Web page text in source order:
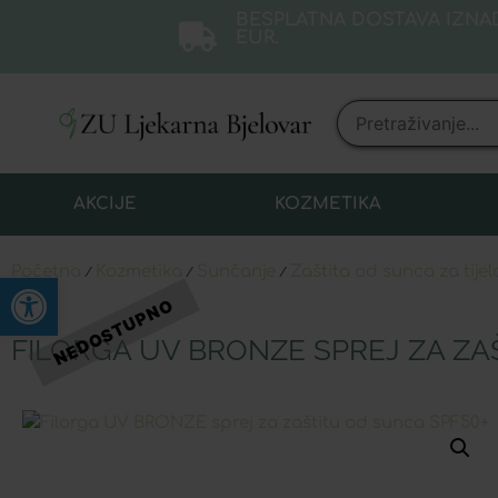
Open toolbar
AKCIJE KOZMETIKA
/ / /
FILORGA UV BRONZE SPREJ ZA